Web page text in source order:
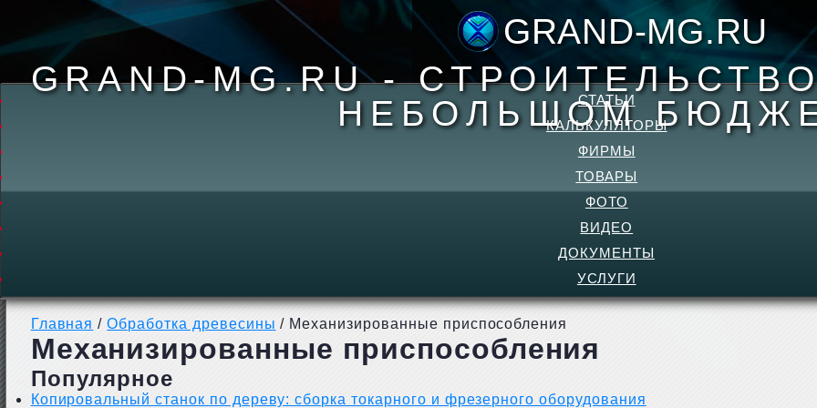
GRAND-MG.RU
GRAND-MG.RU -
НЕБОЛЬШОМ
СТАТЬИ
КАЛЬКУЛЯТОРЫ
ФИРМЫ
ТОВАРЫ
ФОТО
ВИДЕО
ДОКУМЕНТЫ
УСЛУГИ
Главная /Обработка древесины / Механизированные приспособления
Механизированные приспособления
Популярное
Копировальный станок по дереву: сборка токарного и фрезерного оборудования